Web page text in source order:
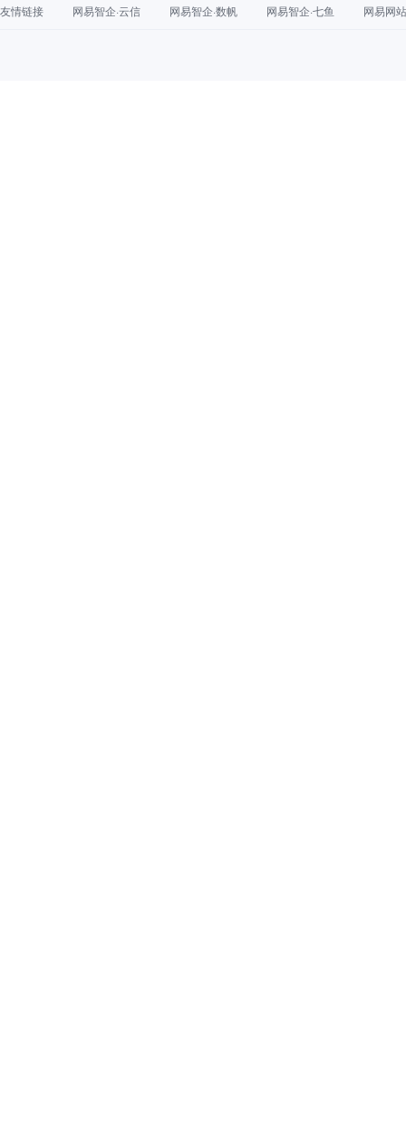
友情链接 网易智企·云信 网易智企·数帆 网易智企·七鱼 网易网